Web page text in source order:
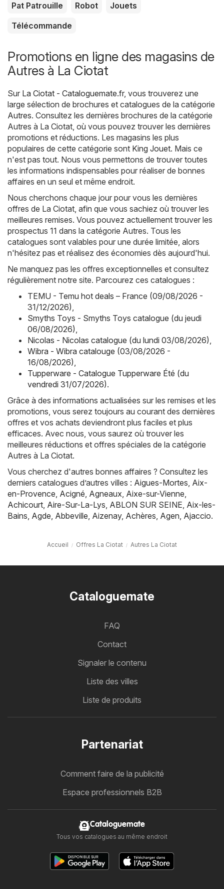
Pat Patrouille Robot
Jouets
Télécommande
Promotions en ligne des magasins de
Autres à La Ciotat
Sur La Ciotat - Cataloguemate.fr, vous trouverez une
large sélection de brochures et catalogues de la catégorie
Autres. Consultez les dernières brochures de la catégorie
Autres à La Ciotat, où vous pouvez trouver les dernières
promotions et réductions. Les magasins les plus
populaires de cette catégorie sont King Jouet. Mais ce
n'est pas tout. Nous vous permettons de trouver toutes
les informations indispensables pour réaliser de bonnes
affaires en un seul et même endroit.
Nous cherchons chaque jour pour vous les dernières
offres de La Ciotat, afin que vous sachiez où trouver les
meilleures remises. Vous pouvez actuellement trouver les
prospectus 11 dans la catégorie Autres. Tous les
catalogues sont valables pour une durée limitée, alors
n'hésitez pas et réalisez des économies dès aujourd'hui.
Ne manquez pas les offres exceptionnelles et consultez
régulièrement notre site. Parcourez ces catalogues :
TEMU - Temu hot deals – France (09/08/2026 -
31/12/2026),
Smyths Toys - Smyths Toys catalogue (du jeudi
06/08/2026),
Nicolas - Nicolas catalogue (du lundi 03/08/2026),
Wibra - Wibra catalouge (03/08/2026 -
16/08/2026),
Tupperware - Catalogue Tupperware Été (du
vendredi 31/07/2026).
Grâce à des informations actualisées sur les remises et les
promotions, vous serez toujours au courant des dernières
offres et vos achats deviendront plus faciles et plus
efficaces. Avec nous, vous saurez où trouver les
meilleures réductions et offres spéciales de la catégorie
Autres à La Ciotat.
Vous cherchez d'autres bonnes affaires ? Consultez les
derniers catalogues d’autres villes : Aigues-Mortes, Aix-
en-Provence, Acigné, Agneaux, Aixe-sur-Vienne,
Achicourt, Aire-Sur-La-Lys, ABLON SUR SEINE, Aix-les-
Bains, Agde, Abbeville, Aizenay, Achères, Agen, Ajaccio.
Accueil Offres La Ciotat Autres La Ciotat
Cataloguemate
FAQ
Contact
Signaler le contenu
Liste des villes
Liste de produits
Partenariat
Comment faire de la publicité
Espace professionnels B2B
Cataloguemate
Tous vos catalogues au même endroit